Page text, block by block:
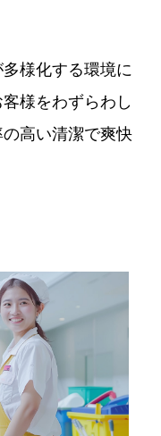
様化する環境に
様をわずらわし
高い清潔で爽快